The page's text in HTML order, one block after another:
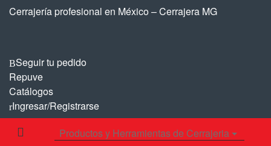
Saltar
Saltar
Cerrajería profesional en México – Cerrajera MG
Seguir tu pedido
Repuve
Catálogos
Ingresar/Registrarse
Productos y Herramientas de Cerrajeria